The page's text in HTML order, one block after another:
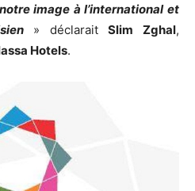
image à l’international et
» déclaraitSlim Zghal,
Hotels.